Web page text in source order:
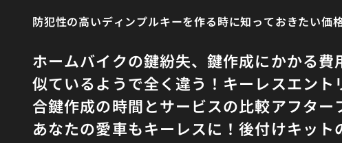
防犯性の高いディンプルキーを作る時に知っておきたい価
ホームバイクの鍵紛失、鍵作成にかかる費
似ているようで全く違う！キーレスエン
合鍵作成の時間とサービスの比較アフター
あなたの愛車もキーレスに！後付けキット